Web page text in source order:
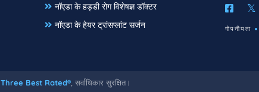
नॉएडा के हड्डी रोग विशेषज्ञ डॉक्टर
नॉएडा के हेयर ट्रांसप्लांट सर्जन
गोपनीयता
Three Best Rated®, सर्वाधिकार सुरक्षित।